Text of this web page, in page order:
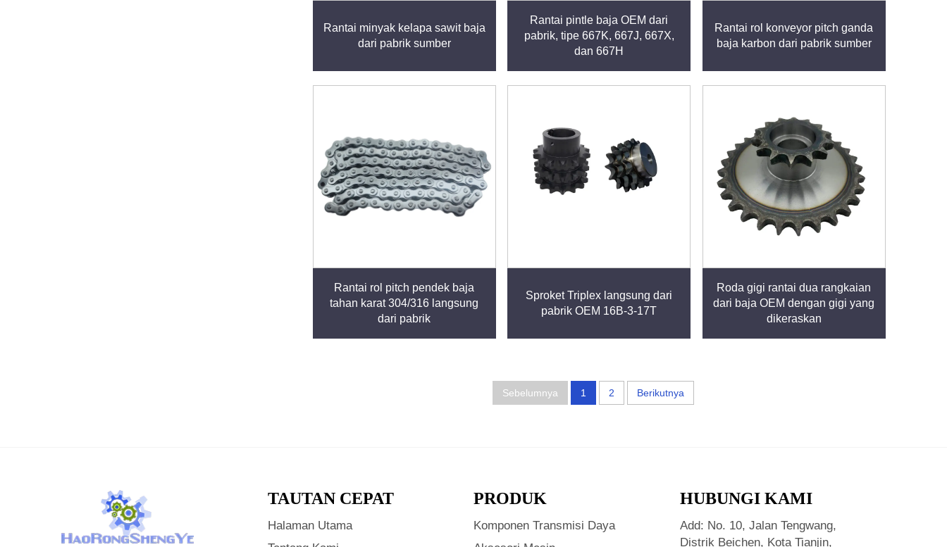
Rantai minyak kelapa sawit baja
dari pabrik sumber
Rantai pintle baja OEM dari
pabrik, tipe 667K, 667J, 667X,
dan 667H
Rantai rol konveyor pitch ganda
baja karbon dari pabrik sumber
Rantai rol pitch pendek baja
tahan karat 304/316 langsung
dari pabrik
Sproket Triplex langsung dari
pabrik OEM 16B-3-17T
Roda gigi rantai dua rangkaian
dari baja OEM dengan gigi yang
dikeraskan
Sebelumnya 1 2 Berikutnya
TAUTAN CEPAT
Halaman Utama
PRODUK
Komponen Transmisi Daya
HUBUNGI KAMI
Add: No. 10, Jalan Tengwang,
Distrik Beichen, Kota Tianjin,